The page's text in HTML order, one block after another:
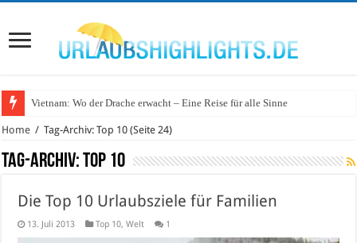
Vietnam: Wo der Drache erwacht – Eine Reise für alle Sinne
Wo lohnt sich Urlaub auf dem Wasser in Deutschland?
Home / Tag-Archiv: Top 10 (Seite 24)
Tag-Archiv:Top 10
Die Top 10 Urlaubsziele für Familien
13. Juli 2013 Top 10,Welt 1